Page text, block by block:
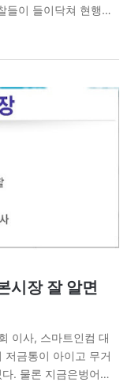
들이 들이닥쳐 현행범
각자 독방에 수감됐다.
는 사람이 범행하는…
시장 잘 알면
이사, 스마트인컴 대
저금통이 아이고 무거
. 물론 지금은벙어리